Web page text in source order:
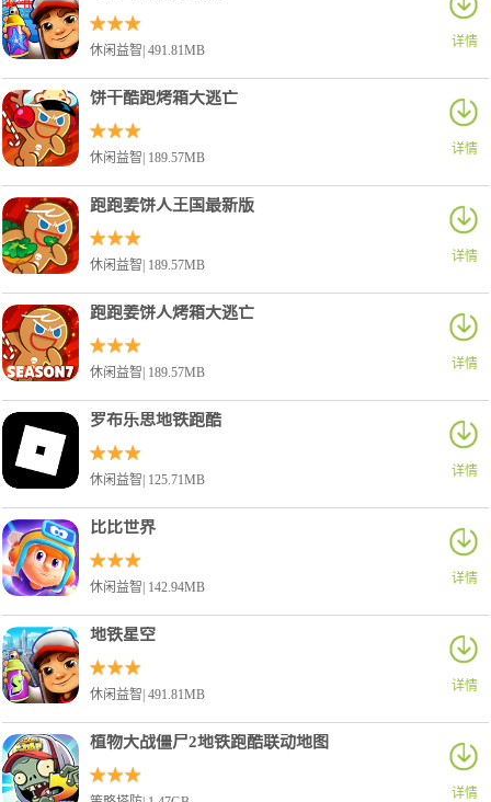
详情
休闲益智| 491.81MB
详情
饼干酷跑烤箱大逃亡
休闲益智| 189.57MB
详情
跑跑姜饼人王国最新版
休闲益智| 189.57MB
详情
跑跑姜饼人烤箱大逃亡
休闲益智| 189.57MB
详情
罗布乐思地铁跑酷
休闲益智| 125.71MB
详情
比比世界
休闲益智| 142.94MB
详情
地铁星空
休闲益智| 491.81MB
详情
植物大战僵尸2地铁跑酷联动地图